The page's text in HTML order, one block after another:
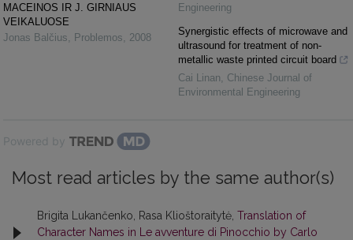
MACEINOS IR J. GIRNIAUS
VEIKALUOSE
Jonas Balčius, Problemos, 2008
Engineering
Synergistic effects of microwave and
ultrasound for treatment of non-
metallic waste printed circuit board
Cai Linan, Chinese Journal of
Environmental Engineering
Powered by
Most read articles by the same author(s)
Brigita Lukančenko, Rasa Klioštoraitytė, Translation of
Character Names in Le avventure di Pinocchio by Carlo